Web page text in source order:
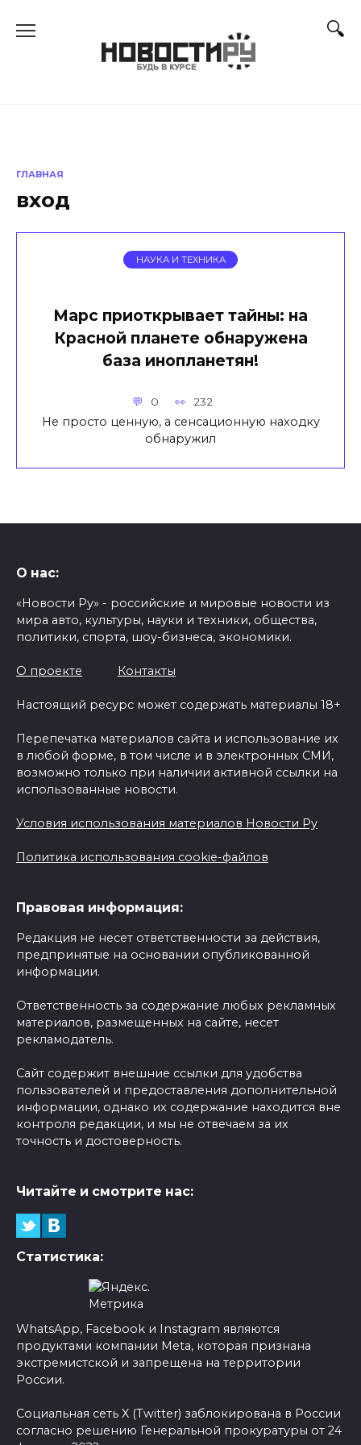
ГЛАВНАЯ
вход
НАУКА И ТЕХНИКА
Марс приоткрывает тайны: на
Красной планете обнаружена
база инопланетян!
0 232
Не просто ценную, а сенсационную находку
обнаружил
О нас:
«Новости Ру» - российские и мировые новости из
мира авто, культуры, науки и техники, общества,
политики, спорта, шоу-бизнеса, экономики.
О проекте Контакты
Настоящий ресурс может содержать материалы 18+
Перепечатка материалов сайта и использование их
в любой форме, в том числе и в электронных СМИ,
возможно только при наличии активной ссылки на
использованные новости.
Условия использования материалов Новости Ру
Политика использования cookie-файлов
Правовая информация:
Редакция не несет ответственности за действия,
предпринятые на основании опубликованной
информации.
Ответственность за содержание любых рекламных
материалов, размещенных на сайте, несет
рекламодатель.
Сайт содержит внешние ссылки для удобства
пользователей и предоставления дополнительной
информации, однако их содержание находится вне
контроля редакции, и мы не отвечаем за их
точность и достоверность.
Читайте и смотрите нас:
Статистика:
WhatsApp, Facebook и Instagram являются
продуктами компании Meta, которая признана
экстремистской и запрещена на территории
России.
Социальная сеть X (Twitter) заблокирована в России
согласно решению Генеральной прокуратуры от 24